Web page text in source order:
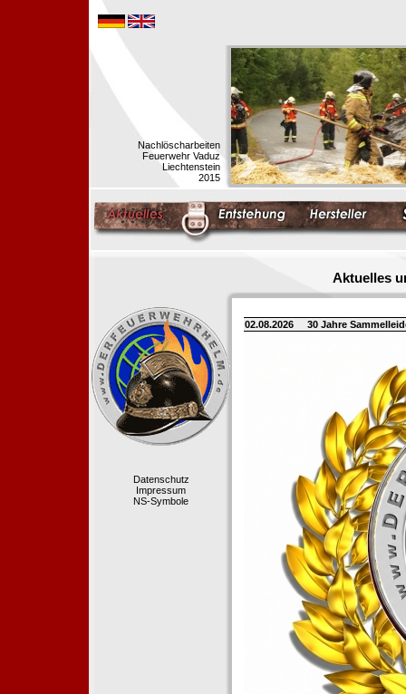
Nachlöscharbeiten
Feuerwehr Vaduz
Liechtenstein
2015
Aktuelles
Datenschutz
Impressum
NS-Symbole
02.08.2026 30 Jahre